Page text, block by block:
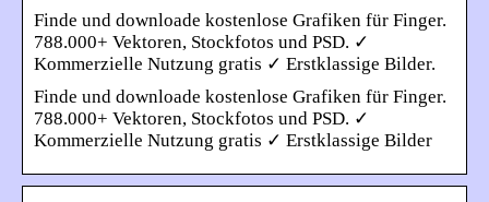
Finde und downloade kostenlose Grafiken für Finger.
788.000+ Vektoren, Stockfotos und PSD. ✓
Kommerzielle Nutzung gratis ✓ Erstklassige Bilder.
Finde und downloade kostenlose Grafiken für Finger.
788.000+ Vektoren, Stockfotos und PSD. ✓
Kommerzielle Nutzung gratis ✓ Erstklassige Bilder